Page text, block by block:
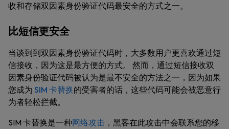
收和存储双因素身份验证代码最安全的方式之一。
比短信更安全
当谈到到双因素身份验证代码时，大多数用户更喜欢通过短
信接收，因为这是最方便的方式。 然而，通过短信接收双
因素身份验证代码被认为是最不安全的方法之一，因为如果
您成为 SIM 卡替换的受害者的话，这些代码可能会被恶意行
为者轻松拦截。
SIM 卡替换是一种网络攻击 ，黑客在此攻击中会联系您的移